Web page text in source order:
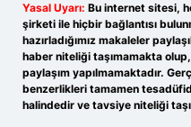
Yasal Uyarı: Bu internet sitesi,
şirketi ile hiçbir bağlantısı
hazırladığımız makaleler
haber niteliği taşımamakta
paylaşım yapılmamaktadır.
benzerlikleri tamamen
halindedir ve tavsiye niteliği